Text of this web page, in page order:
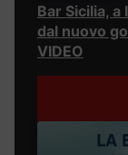
Bar Sicilia,
dal nuovo
VIDEO